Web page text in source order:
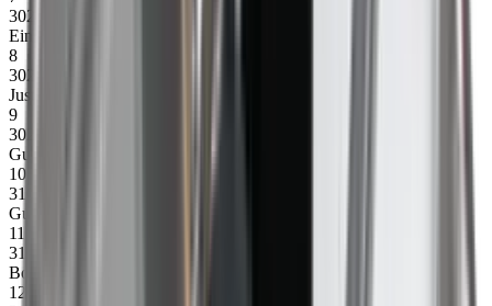
30219
Einschaltungsplatte m/Bolzen für Trommelmotor, rechts
8
30220
Justierungsbeschlag für Trommelmotor, rechts
9
30215
Gurt Steuerung (1 Satz)
10
31011
Gurt 3300
11
31004
Bodenplatte 945 mm
12